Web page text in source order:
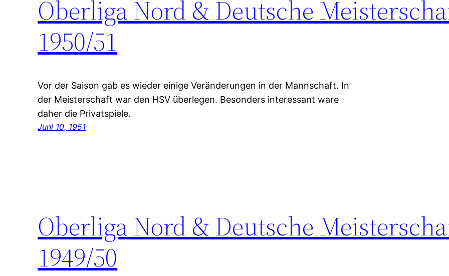
Oberliga Nord & Deutsche
1950/51
Vor der Saison gab es wieder einige Veränderungen in der Mannschaft. In
der Meisterschaft war den HSV überlegen. Besonders interessant ware
daher die Privatspiele.
Juni 10, 1951
Oberliga Nord & Deutsche
1949/50